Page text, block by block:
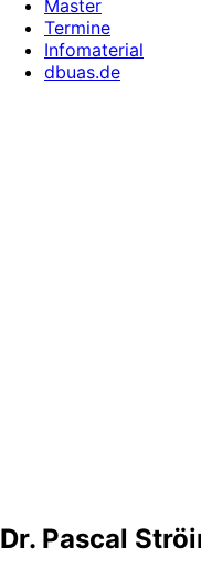
Master
Termine
Infomaterial
dbuas.de
Dr. Pascal